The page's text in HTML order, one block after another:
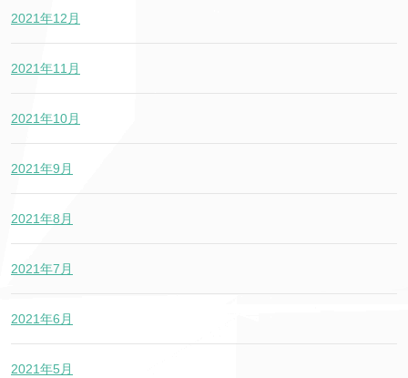
2021年12月
2021年11月
2021年10月
2021年9月
2021年8月
2021年7月
2021年6月
2021年5月